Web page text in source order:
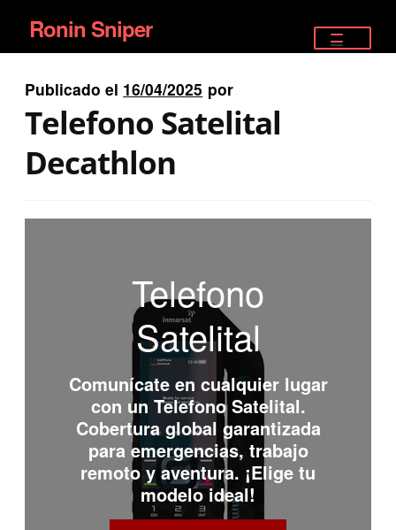
Ir
a
la
navegación
Ir
al
contenido
Ronin Sniper
EQUIPAMIENTO ÉLITE
Publicado el 16/04/2025 por
Telefono Satelital
Decathlon
Telefono
Satelital
Comunícate en cualquier lugar
con un Telefono Satelital.
Cobertura global garantizada
para emergencias, trabajo
remoto y aventura. ¡Elige tu
modelo ideal!